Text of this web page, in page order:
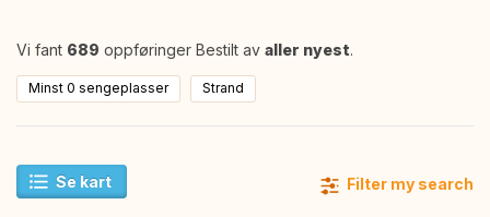
Vi fant 689 oppføringer Bestilt av aller nyest.
Minst 0 sengeplasser Strand
Se kart Filter my search